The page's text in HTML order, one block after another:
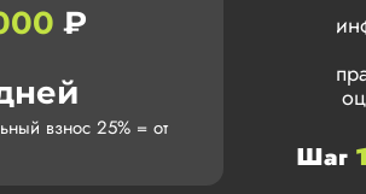
₽
взнос 25% = от
Шаг